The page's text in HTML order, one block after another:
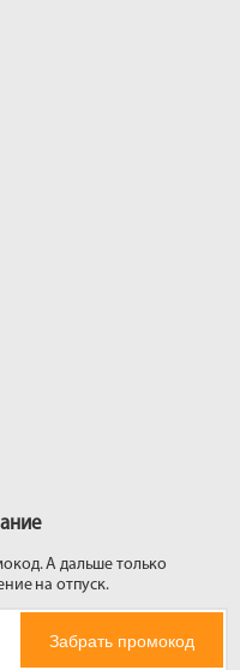
А дальше только
на отпуск.
Забрать промокод
и получи